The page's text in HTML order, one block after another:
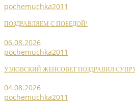
pochemuchka2011
ПОЗДРАВЛЯЕМ С ПОБЕДОЙ!
06.08.2026
pochemuchka2011
УЗЛОВСКИЙ ЖЕНСОВЕТ ПОЗДРАВИЛ
04.08.2026
pochemuchka2011